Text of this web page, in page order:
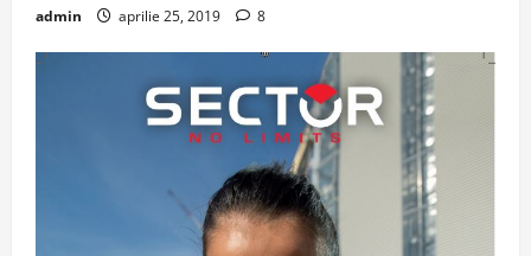
admin aprilie 25, 2019 8